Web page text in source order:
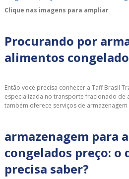
Clique nas imagens para ampliar
Procurando por
alimentos
Então você precisa conhecer a Taff Brasil
especializada no transporte fracionado de
também oferece serviços de
armazenagem para
congelados preço: o
precisa saber?